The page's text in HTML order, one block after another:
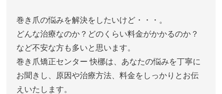
巻き爪の悩みを解決をしたいけど・・・。
どんな治療なのか？どのくらい料金がかかるのか？
など不安な方も多いと思います。
巻き爪矯正センター 快梛は、あなたの悩みを丁寧に
お聞きし、原因や治療方法、料金をしっかりとお伝
えいたします。